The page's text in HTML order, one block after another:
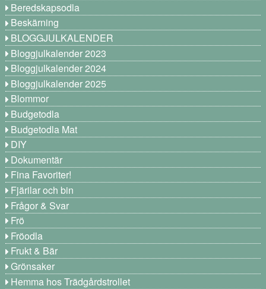
Beredskapsodla
Beskärning
BLOGGJULKALENDER
Bloggjulkalender 2023
Bloggjulkalender 2024
Bloggjulkalender 2025
Blommor
Budgetodla
Budgetodla Mat
DIY
Dokumentär
Fina Favoriter!
Fjärilar och bin
Frågor & Svar
Frö
Fröodla
Frukt & Bär
Grönsaker
Hemma hos Trädgårdstrollet